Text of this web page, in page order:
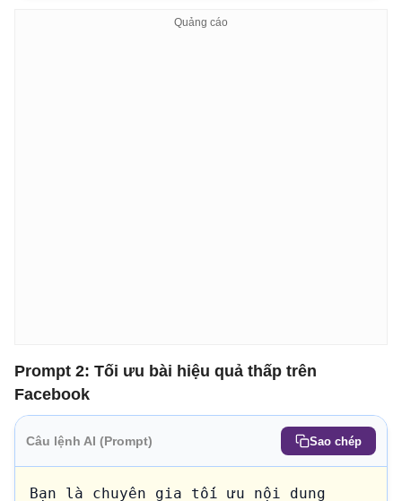
Prompt 2: Tối ưu bài hiệu quả thấp trên
Facebook
Câu lệnh AI (Prompt) Sao chép
Bạn là chuyên gia tối ưu nội dung